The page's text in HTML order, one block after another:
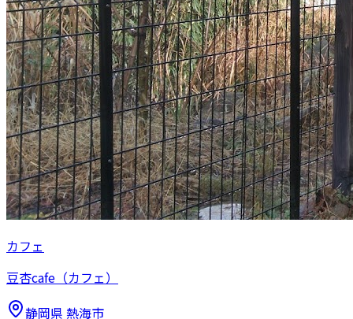
カフェ
豆杏cafe（カフェ）
静岡県 熱海市